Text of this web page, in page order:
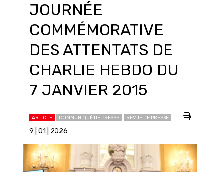
JOURNÉE
COMMÉMORATIVE
DES ATTENTATS DE
CHARLIE HEBDO DU
7 JANVIER 2015
ARTICLE COMMUNIQUÉ DE PRESSE REVUE DE PRESSE
9 | 01 | 2026